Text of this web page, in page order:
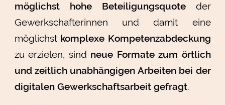
möglichst hohe Beteiligungsquoteder
Gewerkschafterinnen und damit eine
möglichst komplexe Kompetenzabdeckung
zu erzielen, sind neue Formate zum örtlich
und zeitlich unabhängigen Arbeiten bei der
digitalen Gewerkschaftsarbeit gefragt.